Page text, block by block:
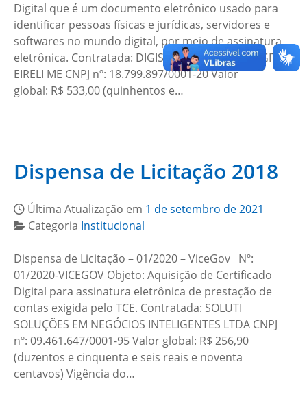
Digital que é um documento eletrônico usado para
identificar pessoas físicas e jurídicas, servidores e
softwares no mundo digital, por meio de assinatura
eletrônica. Contratada: DIGISEC CERTIFICADO DIGITAL
EIRELI ME CNPJ nº: 18.799.897/0001-20 Valor
global: R$ 533,00 (quinhentos e…
Dispensa de Licitação 2018
Última Atualização em 1 de setembro de 2021
Categoria Institucional
Dispensa de Licitação – 01/2020 – ViceGov Nº:
01/2020-VICEGOV Objeto: Aquisição de Certificado
Digital para assinatura eletrônica de prestação de
contas exigida pelo TCE. Contratada: SOLUTI
SOLUÇÕES EM NEGÓCIOS INTELIGENTES LTDA CNPJ
nº: 09.461.647/0001-95 Valor global: R$ 256,90
(duzentos e cinquenta e seis reais e noventa
centavos) Vigência do…